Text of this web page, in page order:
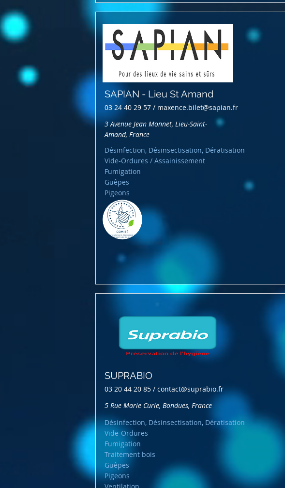
SAPIAN - Lieu St Amand
03 24 40 29 57 / maxence.bilet@sapian.fr
3 Avenue Jean Monnet, Lieu-Saint-
Amand, France
Désinfection, Désinsectisation, Dératisation
Vide-Ordures / Assainissement
Fumigation
Guêpes
Pigeons
SUPRABIO
03 20 44 20 85 / contact@suprabio.fr
5 Rue Marie Curie, Bondues, France
Désinfection, Désinsectisation, Dératisation
Vide-Ordures
Fumigation
Traitement bois
Guêpes
Pigeons